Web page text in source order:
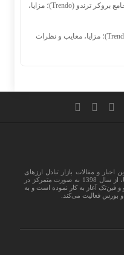
بررسی جامع بروکر ترندو (Trendo)؛ مزایا،
بررسی جامع بروکر ترندو (Trendo)؛ مزایا، معایب و نظرات
اخبار و مقالات بازار تبادل ارزهای
خارجی، اقتصاد دیجیتال، بلاکچین و رمزارزها، از سال 1398 به صورت متمرکز در
و فین‌تک آغاز به کار نموده است و به
بورس فعالیت می‌کند.